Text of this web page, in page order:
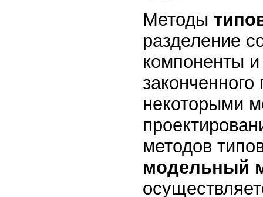
Методы
разделение
компоненты
некоторыми
методов
модельный